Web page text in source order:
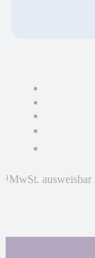
¹MwSt. ausweisbar